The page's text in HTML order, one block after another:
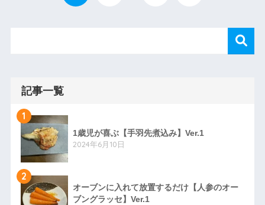
記事一覧
1
1歳児が喜ぶ【手羽先煮込み】Ver.1
2024年6月10日
2
オーブンに入れて放置するだけ【人参のオー
ブングラッセ】Ver.1